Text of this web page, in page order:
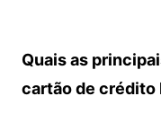
Quais as
cartão de crédito